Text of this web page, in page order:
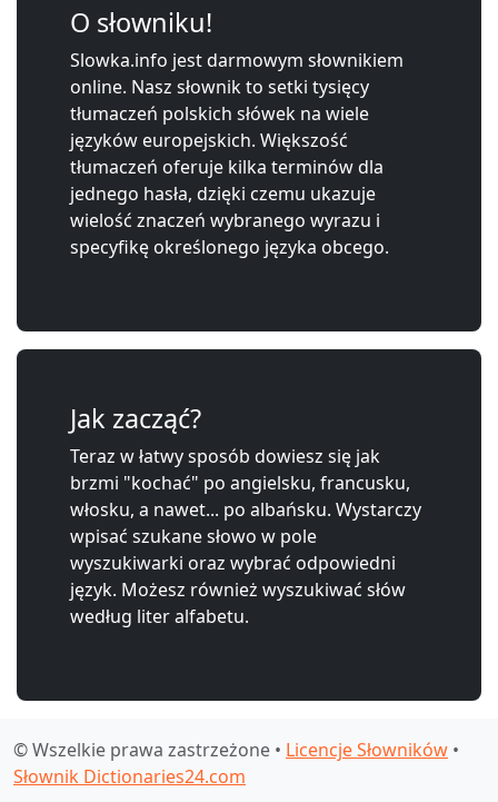
O słowniku!
Slowka.info jest darmowym słownikiem
online. Nasz słownik to setki tysięcy
tłumaczeń polskich słówek na wiele
języków europejskich. Większość
tłumaczeń oferuje kilka terminów dla
jednego hasła, dzięki czemu ukazuje
wielość znaczeń wybranego wyrazu i
specyfikę określonego języka obcego.
Jak zacząć?
Teraz w łatwy sposób dowiesz się jak
brzmi "kochać" po angielsku, francusku,
włosku, a nawet... po albańsku. Wystarczy
wpisać szukane słowo w pole
wyszukiwarki oraz wybrać odpowiedni
język. Możesz również wyszukiwać słów
według liter alfabetu.
© Wszelkie prawa zastrzeżone • Licencje Słowników •
Słownik Dictionaries24.com